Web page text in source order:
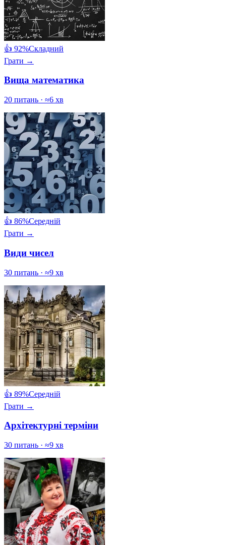
👍 92%Складний
Грати →
Вища математика
20 питань · ≈6 хв
👍 86%Середній
Грати →
Види чисел
30 питань · ≈9 хв
👍 89%Середній
Грати →
Архітектурні терміни
30 питань · ≈9 хв